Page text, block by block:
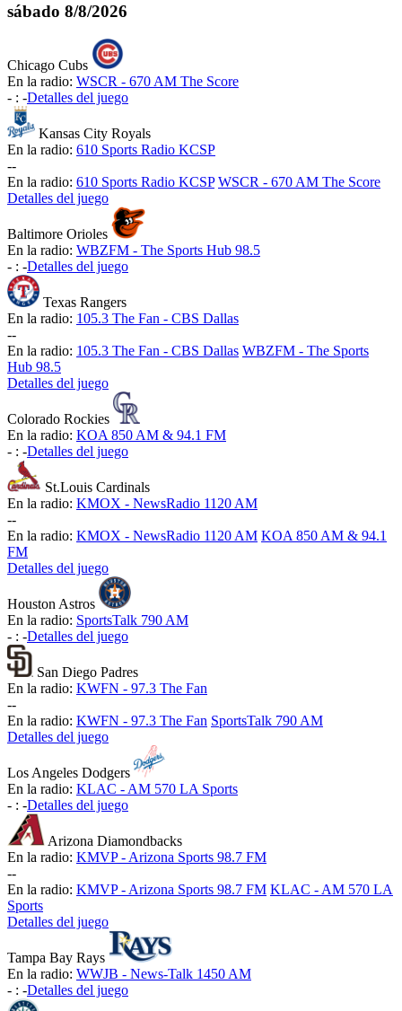
sábado 8/8/2026
Chicago Cubs
En la radio: WSCR - 670 AM The Score
- : -Detalles del juego
Kansas City Royals
En la radio: 610 Sports Radio KCSP
--
En la radio: 610 Sports Radio KCSP WSCR - 670 AM The Score
Detalles del juego
Baltimore Orioles
En la radio: WBZFM - The Sports Hub 98.5
- : -Detalles del juego
Texas Rangers
En la radio: 105.3 The Fan - CBS Dallas
--
En la radio: 105.3 The Fan - CBS Dallas WBZFM - The Sports
Hub 98.5
Detalles del juego
Colorado Rockies
En la radio: KOA 850 AM & 94.1 FM
- : -Detalles del juego
St.Louis Cardinals
En la radio: KMOX - NewsRadio 1120 AM
--
En la radio: KMOX - NewsRadio 1120 AM KOA 850 AM & 94.1
FM
Detalles del juego
Houston Astros
En la radio: SportsTalk 790 AM
- : -Detalles del juego
San Diego Padres
En la radio: KWFN - 97.3 The Fan
--
En la radio: KWFN - 97.3 The Fan SportsTalk 790 AM
Detalles del juego
Los Angeles Dodgers
En la radio: KLAC - AM 570 LA Sports
- : -Detalles del juego
Arizona Diamondbacks
En la radio: KMVP - Arizona Sports 98.7 FM
--
En la radio: KMVP - Arizona Sports 98.7 FM KLAC - AM 570 LA
Sports
Detalles del juego
Tampa Bay Rays
En la radio: WWJB - News-Talk 1450 AM
- : -Detalles del juego